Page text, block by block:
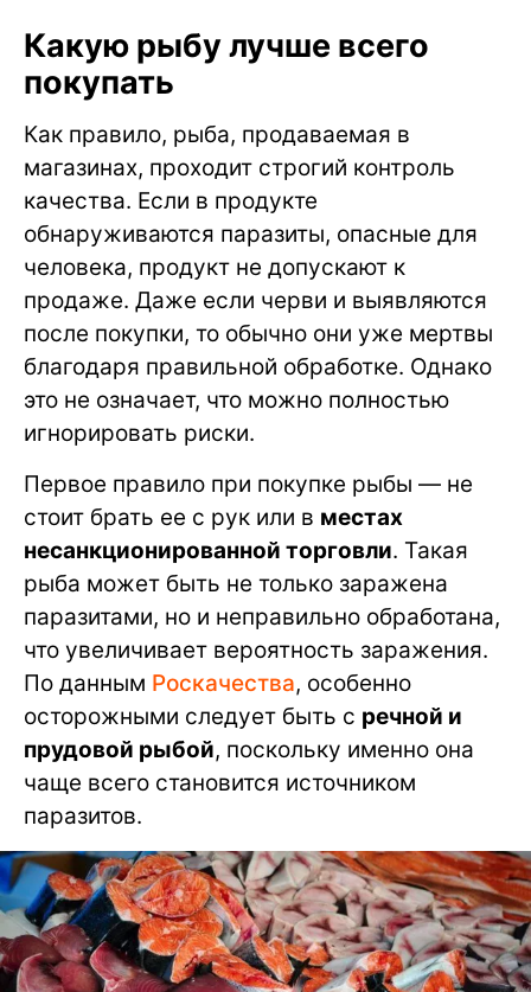
Какую рыбу лучше всего
покупать
Как правило, рыба, продаваемая в
магазинах, проходит строгий контроль
качества. Если в продукте
обнаруживаются паразиты, опасные для
человека, продукт не допускают к
продаже. Даже если черви и выявляются
после покупки, то обычно они уже мертвы
благодаря правильной обработке. Однако
это не означает, что можно полностью
игнорировать риски.
Первое правило при покупке рыбы — не
стоит брать ее с рук или в местах
несанкционированной торговли. Такая
рыба может быть не только заражена
паразитами, но и неправильно обработана,
что увеличивает вероятность заражения.
По данным Роскачества, особенно
осторожными следует быть с речной и
прудовой рыбой, поскольку именно она
чаще всего становится источником
паразитов.